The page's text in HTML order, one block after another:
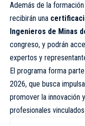
Además de la
recibirán una
Ingenieros de Minas
congreso, y podrán
expertos y
El programa forma
2026, que busca
promover la innovación
profesionales